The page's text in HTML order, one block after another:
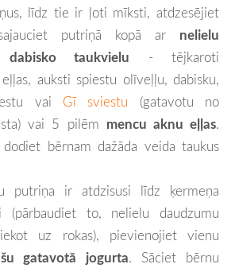
līdz tie ir ļoti mīksti, atdzesējiet
putriņā kopā ar nelielu
dabisko taukvielu - tējkaroti
auksti spiestu olīveļļu, dabisku,
vai Gī sviestu (gatavotu no
vai 5 pilēm mencu aknu eļļas.
bērnam dažāda veida taukus
putriņa ir atdzisusi līdz ķermeņa
(pārbaudiet to, nelielu daudzumu
uz rokas), pievienojiet vienu
gatavotā jogurta. Sāciet bērnu